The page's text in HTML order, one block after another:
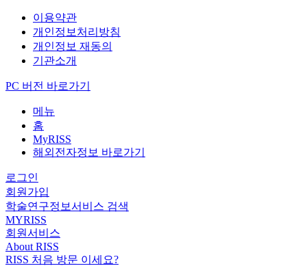
이용약관
개인정보처리방침
개인정보 재동의
기관소개
PC 버전 바로가기
메뉴
홈
MyRISS
해외전자정보 바로가기
로그인
회원가입
학술연구정보서비스 검색
MYRISS
회원서비스
About RISS
RISS 처음 방문 이세요?